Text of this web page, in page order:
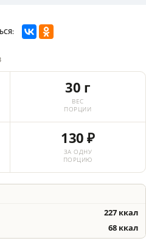
30 г
ВЕС
ПОРЦИИ
130 ₽
ЗА ОДНУ
ПОРЦИЮ
227 ккал
68 ккал